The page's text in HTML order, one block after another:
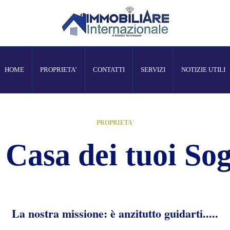
HOME PROPRIETA’ CONTATTI SERVIZI NOTIZIE UTILI
PROPRIETA'
dei tuoi
La nostra missione: è anzitutto guidarti.....